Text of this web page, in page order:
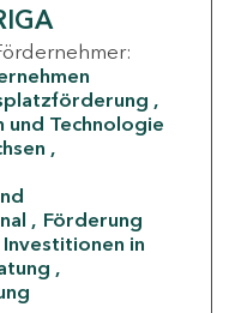
und Technologie
Förderung
Investitionen in